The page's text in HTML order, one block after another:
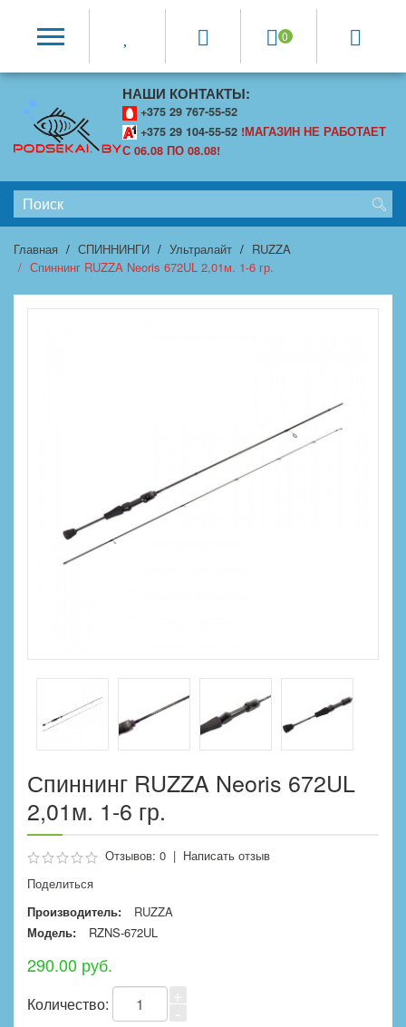
0
НАШИ КОНТАКТЫ:
+375 29 767-55-52
+375 29 104-55-52 !МАГАЗИН НЕ РАБОТАЕТ
С 06.08 ПО 08.08!
Главная СПИННИНГИ Ультралайт
RUZZA
Спиннинг RUZZA Neoris 672UL 2,01м. 1-6 гр.
Спиннинг RUZZA Neoris 672UL
2,01м. 1-6 гр.
Отзывов: 0 | Написать отзыв
Поделиться
Производитель:
RUZZA
Модель:
RZNS-672UL
290.00 руб.
Количество: